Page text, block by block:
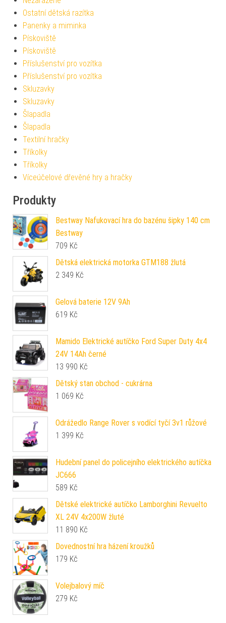
Ostatní dětská razítka
Panenky a miminka
Pískoviště
Pískoviště
Příslušenství pro vozítka
Příslušenství pro vozítka
Skluzavky
Skluzavky
Šlapadla
Šlapadla
Textilní hračky
Tříkolky
Tříkolky
Víceúčelové dřevěné hry a hračky
Produkty
Bestway Nafukovací hra do bazénu šipky 140 cm
Bestway
709 Kč
Dětská elektrická motorka GTM188 žlutá
2 349 Kč
Gelová baterie 12V 9Ah
619 Kč
Mamido Elektrické autíčko Ford Super Duty 4x4
24V 14Ah černé
13 990 Kč
Dětský stan obchod - cukrárna
1 069 Kč
Odrážedlo Range Rover s vodící tyčí 3v1 růžové
1 399 Kč
Hudební panel do policejního elektrického autíčka
JC666
589 Kč
Dětské elektrické autíčko Lamborghini Revuelto
XL 24V 4x200W žluté
11 890 Kč
Dovednostní hra házení kroužků
179 Kč
Volejbalový míč
279 Kč